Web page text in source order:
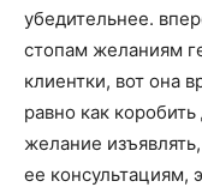
убедительнее.
стопам желаниям
клиентки, вот она
равно как
желание
ее консультациям,